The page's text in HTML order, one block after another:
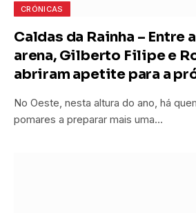
CRÓNICAS
Caldas da Rainha – Entre
arena, Gilberto Filipe e
abriram apetite para a
No Oeste, nesta altura do ano, há
pomares a preparar mais uma…